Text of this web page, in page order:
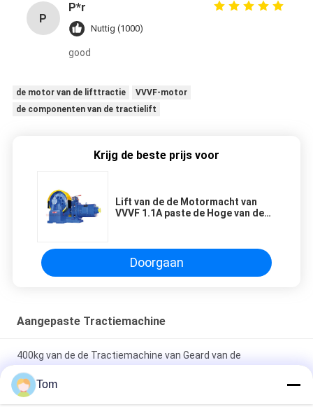
P
P*r
Nuttig (1000)
good
de motor van de lifttractie
VVVF-motor
de componenten van de tractielift
Krijg de beste prijs voor
Lift van de de Motormacht van
VVVF 1.1A paste de Hoge van de
Doorgaan
Aangepaste Tractiemachine
400kg van de de Tractiemachine van Geard van de
passagierslift de Hoge Prestaties
Aangepaste de Tractiemachine Torin van VVVF
Tom